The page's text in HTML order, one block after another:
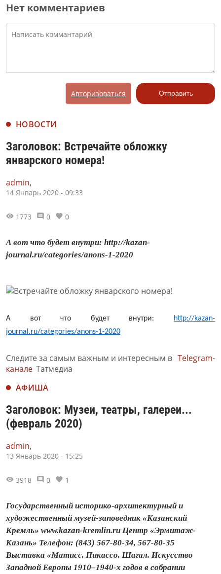
Нет комментариев
Авторизоваться Отправить
НОВОСТИ
Заголовок: Встречайте обложку
январского номера!
admin,
14 Январь 2020 - 09:33
1773 0 0
А вот что будет внутри: http://kazan-
journal.ru/categories/anons-1-2020
А вот что будет внутри:
http://kazan-
journal.ru/categories/anons-1-2020
Следите за самым важным и интересным в Telegram-
канале Татмедиа
АФИША
Заголовок: Музеи, театры, галереи...
(февраль 2020)
admin,
13 Январь 2020 - 15:25
3918 0 1
Государственный историко-архитектурный и
художественный музей-заповедник «Казанский
Кремль» www.kazan-kremlin.ru Центр «Эрмитаж-
Казань» Телефон: (843) 567-80-34, 567-80-35
Выставка «Матисс. Пикассо. Шагал. Искусство
Западной Европы 1910–1940-х годов в собрании